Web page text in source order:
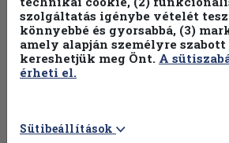
szolgáltatás igénybe vételét
könnyebbé és gyorsabbá, (3)
amely alapján személyre
kereshetjük meg Önt. A
érheti el.
Sütibeállítások